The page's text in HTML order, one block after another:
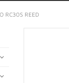
RC30S REED